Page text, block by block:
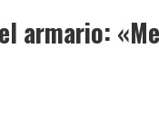
armario: